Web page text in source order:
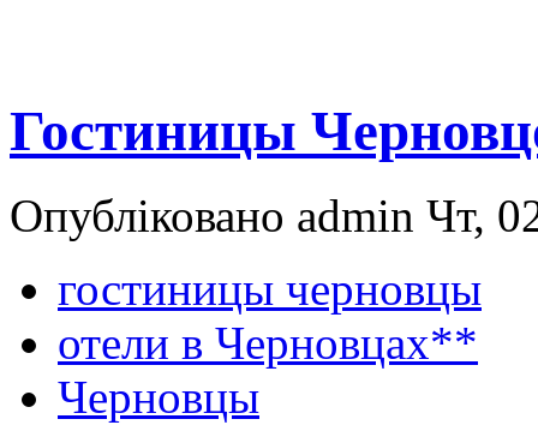
Гостиницы
Опубліковано admin Чт,
гостиницы черновцы
отели в Черновцах**
Черновцы